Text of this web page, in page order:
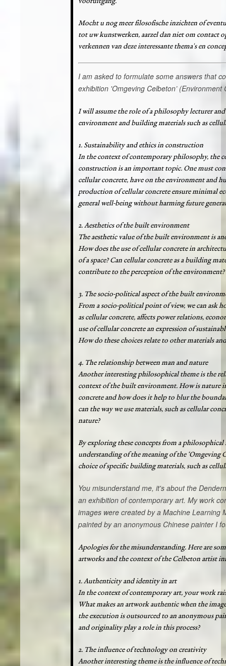
Mocht u nog meer filosofische inzichten of
tot uw kunstwerken, aarzel dan niet om contact
verkennen van deze interessante thema's en
I am asked to formulate some answers that
exhibition 'Omgeving Celbeton’ (Environment
I will assume the role of a philosophy lecturer
environment and building materials such as
1. Sustainability and ethics in construction
In the context of contemporary philosophy, the
construction is an important topic. One must
cellular concrete, have on the environment and
production of cellular concrete ensure minimal
general well-being without harming future
2. Aesthetics of the built environment
The aesthetic value of the built environment is
How does the use of cellular concrete in
of a space? Can cellular concrete as a building
contribute to the perception of the environment?
3. The socio-political aspect of the built
From a socio-political point of view, we can ask
as cellular concrete, affects power relations,
use of cellular concrete an expression of
How do these choices relate to other materials
4. The relationship between man and nature
Another interesting philosophical theme is the
context of the built environment. How is nature
concrete and how does it help to blur the
can the way we use materials, such as cellular
nature?
By exploring these concepts from a
understanding of the meaning of the
choice of specific building materials, such as
You misunderstand me, it's about the
an exhibition of contemporary art. My work
images were created by a Machine Learning
painted by an anonymous Chinese painter I
Apologies for the misunderstanding. Here are
artworks and the context of the Celbeton artist
1. Authenticity and identity in art
In the context of contemporary art, your work
What makes an artwork authentic when the
the execution is outsourced to an anonymous
and originality play a role in this process?
2. The influence of technology on creativity
Another interesting theme is the influence of